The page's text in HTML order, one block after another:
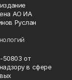
АО ИА
Руслан
от
в сфере